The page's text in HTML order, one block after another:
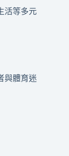
活等多元
與體育迷